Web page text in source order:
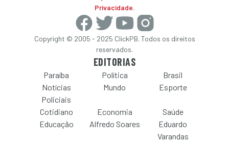
Privacidade.
Copyright © 2005 - 2025 ClickPB. Todos os direitos
reservados.
EDITORIAS
Paraíba Política
Brasil
Notícias
Policiais
Mundo Esporte
Cotidiano Economia
Saúde
Educação
Alfredo Soares
Eduardo
Varandas